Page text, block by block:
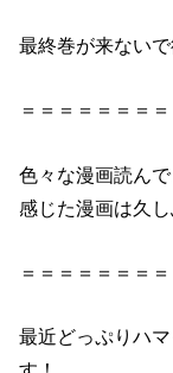
最終巻が来ない
＝＝＝＝＝＝＝
色々な漫画読ん
感じた漫画は久
＝＝＝＝＝＝＝
最近どっぷりハ